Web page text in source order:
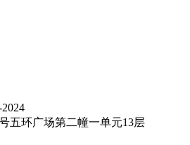
五环广场第二幢一单元13层